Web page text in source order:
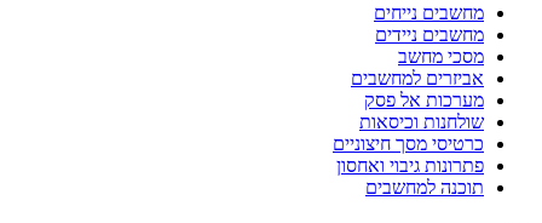
מחשבים נייחים
מחשבים ניידים
מסכי מחשב
אביזרים למחשבים
מערכות אל פסק
שולחנות וכיסאות
כרטיסי מסך חיצוניים
פתרונות גיבוי ואחסון
תוכנה למחשבים